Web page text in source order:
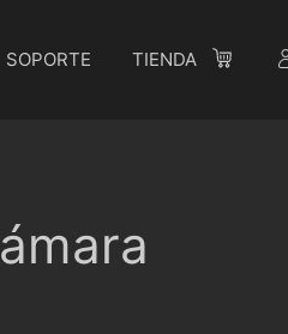
SOPORTE TIENDA